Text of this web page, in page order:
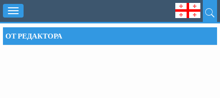
Toggle
navigation
ОТ РЕДАКТОРА